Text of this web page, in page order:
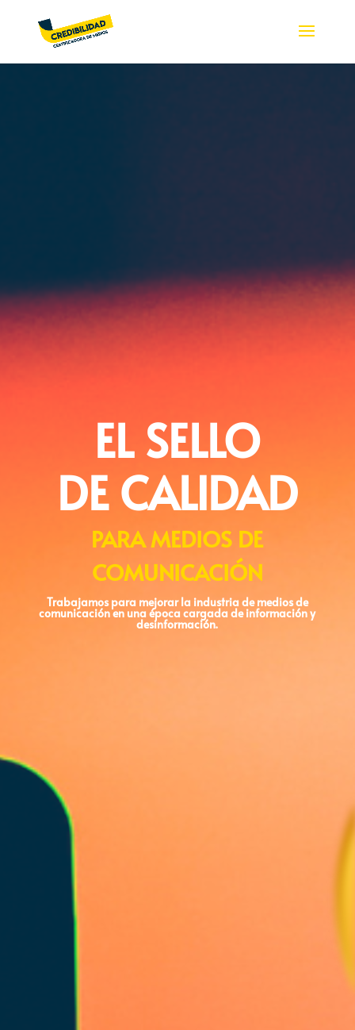
EL SELLO
DE CALIDAD
PARA MEDIOS DE
COMUNICACIÓN
Trabajamos para mejorar la industria de medios de
comunicación en una época cargada de información y
desinformación.